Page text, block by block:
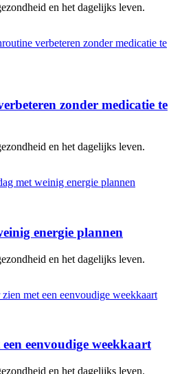
en het dagelijks leven.
zonder medicatie te
en het dagelijks leven.
energie plannen
en het dagelijks leven.
een eenvoudige weekkaart
en het dagelijks leven.